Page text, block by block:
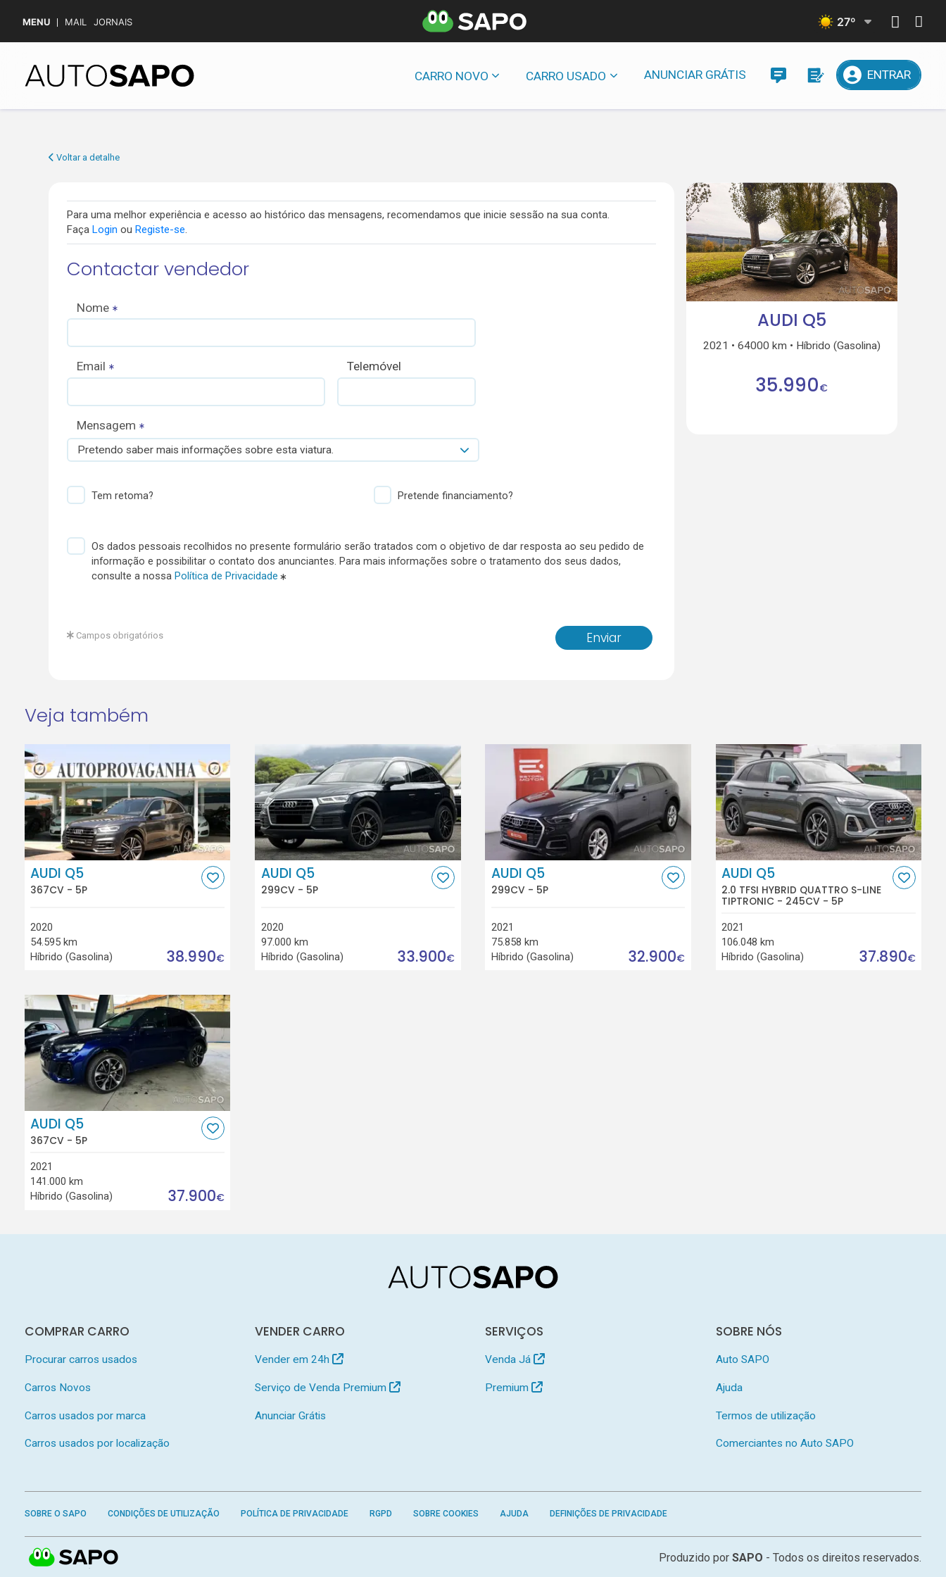
MENU MAIL JORNAIS 27º
CARRO NOVO CARRO USADO ANUNCIAR GRÁTIS ENTRAR
Voltar a detalhe
Para uma melhor experiência e acesso ao histórico das mensagens, recomendamos que inicie sessão na sua conta.
Faça Login ou Registe-se.
Contactar vendedor
Nome
Email Telemóvel
Mensagem
Pretendo saber mais informações sobre esta viatura.
Tem retoma? Pretende financiamento?
Os dados pessoais recolhidos no presente formulário serão tratados com o objetivo de dar resposta ao seu pedido de
informação e possibilitar o contato dos anunciantes. Para mais informações sobre o tratamento dos seus dados,
consulte a nossa Política de Privacidade
Enviar
Campos obrigatórios
AUDI Q5
2021 64000 km Híbrido (Gasolina)
35.990€
Veja também
AUDI Q5
367CV - 5P
2020
54.595 km
Híbrido (Gasolina)
38.990€
AUDI Q5
299CV - 5P
2020
97.000 km
Híbrido (Gasolina)
33.900€
AUDI Q5
299CV - 5P
2021
75.858 km
Híbrido (Gasolina)
32.900€
AUDI Q5
2.0 TFSI HYBRID QUATTRO S-LINE
TIPTRONIC - 245CV - 5P
2021
106.048 km
Híbrido (Gasolina)
37.890€
AUDI Q5
367CV - 5P
2021
141.000 km
Híbrido (Gasolina)
37.900€
COMPRAR CARRO
Procurar carros usados
Carros Novos
Carros usados por marca
Carros usados por localização
VENDER CARRO
Vender em 24h
Serviço de Venda Premium
Anunciar Grátis
SERVIÇOS
Venda Já
Premium
SOBRE NÓS
Auto SAPO
Ajuda
Termos de utilização
Comerciantes no Auto SAPO
SOBRE O SAPO CONDIÇÕES DE UTILIZAÇÃO POLÍTICA DE PRIVACIDADE RGPD SOBRE COOKIES AJUDA DEFINIÇÕES DE PRIVACIDADE
Produzido porSAPO - Todos os direitos reservados.